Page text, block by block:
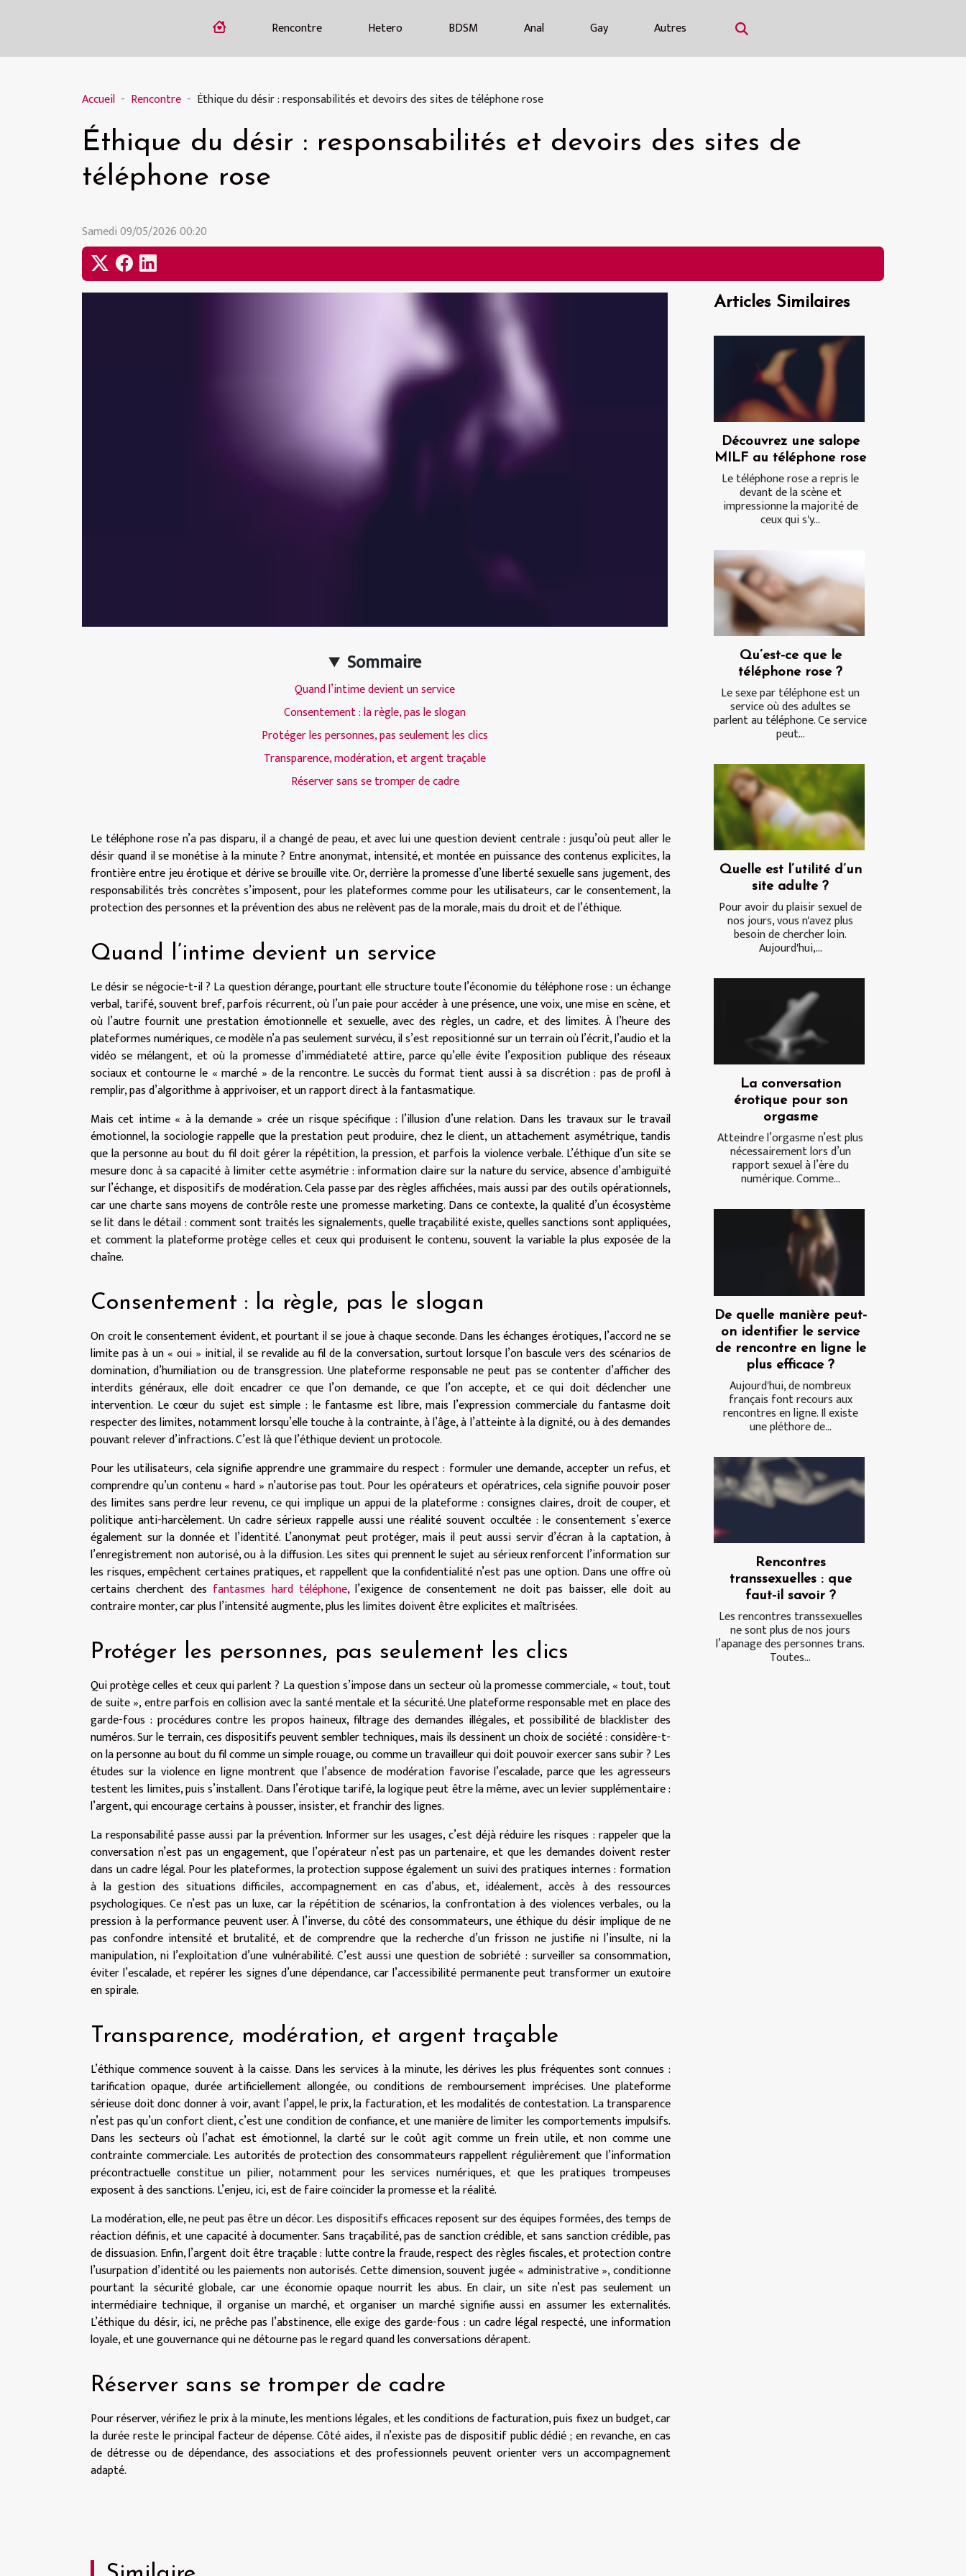
Rencontre Hetero BDSM Anal Gay Autres
Accueil Rencontre Éthique du désir : responsabilités et devoirs des sites de téléphone rose
Éthique du désir : responsabilités et devoirs des sites de
téléphone rose
Samedi 09/05/2026 00:20
Sommaire
Quand l’intime devient un service
Consentement : la règle, pas le slogan
Protéger les personnes, pas seulement les clics
Transparence, modération, et argent traçable
Réserver sans se tromper de cadre
Le téléphone rose n’a pas disparu, il a changé de peau, et avec lui une question devient centrale : jusqu’où peut aller le
désir quand il se monétise à la minute ? Entre anonymat, intensité, et montée en puissance des contenus explicites, la
frontière entre jeu érotique et dérive se brouille vite. Or, derrière la promesse d’une liberté sexuelle sans jugement, des
responsabilités très concrètes s’imposent, pour les plateformes comme pour les utilisateurs, car le consentement, la
protection des personnes et la prévention des abus ne relèvent pas de la morale, mais du droit et de l’éthique.
Quand l’intime devient un service
Le désir se négocie-t-il ? La question dérange, pourtant elle structure toute l’économie du téléphone rose : un échange
verbal, tarifé, souvent bref, parfois récurrent, où l’un paie pour accéder à une présence, une voix, une mise en scène, et
où l’autre fournit une prestation émotionnelle et sexuelle, avec des règles, un cadre, et des limites. À l’heure des
plateformes numériques, ce modèle n’a pas seulement survécu, il s’est repositionné sur un terrain où l’écrit, l’audio et la
vidéo se mélangent, et où la promesse d’immédiateté attire, parce qu’elle évite l’exposition publique des réseaux
sociaux et contourne le « marché » de la rencontre. Le succès du format tient aussi à sa discrétion : pas de profil à
remplir, pas d’algorithme à apprivoiser, et un rapport direct à la fantasmatique.
Mais cet intime « à la demande » crée un risque spécifique : l’illusion d’une relation. Dans les travaux sur le travail
émotionnel, la sociologie rappelle que la prestation peut produire, chez le client, un attachement asymétrique, tandis
que la personne au bout du fil doit gérer la répétition, la pression, et parfois la violence verbale. L’éthique d’un site se
mesure donc à sa capacité à limiter cette asymétrie : information claire sur la nature du service, absence d’ambiguïté
sur l’échange, et dispositifs de modération. Cela passe par des règles affichées, mais aussi par des outils opérationnels,
car une charte sans moyens de contrôle reste une promesse marketing. Dans ce contexte, la qualité d’un écosystème
se lit dans le détail : comment sont traités les signalements, quelle traçabilité existe, quelles sanctions sont appliquées,
et comment la plateforme protège celles et ceux qui produisent le contenu, souvent la variable la plus exposée de la
chaîne.
Consentement : la règle, pas le slogan
On croit le consentement évident, et pourtant il se joue à chaque seconde. Dans les échanges érotiques, l’accord ne se
limite pas à un « oui » initial, il se revalide au fil de la conversation, surtout lorsque l’on bascule vers des scénarios de
domination, d’humiliation ou de transgression. Une plateforme responsable ne peut pas se contenter d’afficher des
interdits généraux, elle doit encadrer ce que l’on demande, ce que l’on accepte, et ce qui doit déclencher une
intervention. Le cœur du sujet est simple : le fantasme est libre, mais l’expression commerciale du fantasme doit
respecter des limites, notamment lorsqu’elle touche à la contrainte, à l’âge, à l’atteinte à la dignité, ou à des demandes
pouvant relever d’infractions. C’est là que l’éthique devient un protocole.
Pour les utilisateurs, cela signifie apprendre une grammaire du respect : formuler une demande, accepter un refus, et
comprendre qu’un contenu « hard » n’autorise pas tout. Pour les opérateurs et opératrices, cela signifie pouvoir poser
des limites sans perdre leur revenu, ce qui implique un appui de la plateforme : consignes claires, droit de couper, et
politique anti-harcèlement. Un cadre sérieux rappelle aussi une réalité souvent occultée : le consentement s’exerce
également sur la donnée et l’identité. L’anonymat peut protéger, mais il peut aussi servir d’écran à la captation, à
l’enregistrement non autorisé, ou à la diffusion. Les sites qui prennent le sujet au sérieux renforcent l’information sur
les risques, empêchent certaines pratiques, et rappellent que la confidentialité n’est pas une option. Dans une offre où
certains cherchent des fantasmes hard téléphone, l’exigence de consentement ne doit pas baisser, elle doit au
contraire monter, car plus l’intensité augmente, plus les limites doivent être explicites et maîtrisées.
Protéger les personnes, pas seulement les clics
Qui protège celles et ceux qui parlent ? La question s’impose dans un secteur où la promesse commerciale, « tout, tout
de suite », entre parfois en collision avec la santé mentale et la sécurité. Une plateforme responsable met en place des
garde-fous : procédures contre les propos haineux, filtrage des demandes illégales, et possibilité de blacklister des
numéros. Sur le terrain, ces dispositifs peuvent sembler techniques, mais ils dessinent un choix de société : considère-t-
on la personne au bout du fil comme un simple rouage, ou comme un travailleur qui doit pouvoir exercer sans subir ? Les
études sur la violence en ligne montrent que l’absence de modération favorise l’escalade, parce que les agresseurs
testent les limites, puis s’installent. Dans l’érotique tarifé, la logique peut être la même, avec un levier supplémentaire :
l’argent, qui encourage certains à pousser, insister, et franchir des lignes.
La responsabilité passe aussi par la prévention. Informer sur les usages, c’est déjà réduire les risques : rappeler que la
conversation n’est pas un engagement, que l’opérateur n’est pas un partenaire, et que les demandes doivent rester
dans un cadre légal. Pour les plateformes, la protection suppose également un suivi des pratiques internes : formation
à la gestion des situations difficiles, accompagnement en cas d’abus, et, idéalement, accès à des ressources
psychologiques. Ce n’est pas un luxe, car la répétition de scénarios, la confrontation à des violences verbales, ou la
pression à la performance peuvent user. À l’inverse, du côté des consommateurs, une éthique du désir implique de ne
pas confondre intensité et brutalité, et de comprendre que la recherche d’un frisson ne justifie ni l’insulte, ni la
manipulation, ni l’exploitation d’une vulnérabilité. C’est aussi une question de sobriété : surveiller sa consommation,
éviter l’escalade, et repérer les signes d’une dépendance, car l’accessibilité permanente peut transformer un exutoire
en spirale.
Transparence, modération, et argent traçable
L’éthique commence souvent à la caisse. Dans les services à la minute, les dérives les plus fréquentes sont connues :
tarification opaque, durée artificiellement allongée, ou conditions de remboursement imprécises. Une plateforme
sérieuse doit donc donner à voir, avant l’appel, le prix, la facturation, et les modalités de contestation. La transparence
n’est pas qu’un confort client, c’est une condition de confiance, et une manière de limiter les comportements impulsifs.
Dans les secteurs où l’achat est émotionnel, la clarté sur le coût agit comme un frein utile, et non comme une
contrainte commerciale. Les autorités de protection des consommateurs rappellent régulièrement que l’information
précontractuelle constitue un pilier, notamment pour les services numériques, et que les pratiques trompeuses
exposent à des sanctions. L’enjeu, ici, est de faire coïncider la promesse et la réalité.
La modération, elle, ne peut pas être un décor. Les dispositifs efficaces reposent sur des équipes formées, des temps de
réaction définis, et une capacité à documenter. Sans traçabilité, pas de sanction crédible, et sans sanction crédible, pas
de dissuasion. Enfin, l’argent doit être traçable : lutte contre la fraude, respect des règles fiscales, et protection contre
l’usurpation d’identité ou les paiements non autorisés. Cette dimension, souvent jugée « administrative », conditionne
pourtant la sécurité globale, car une économie opaque nourrit les abus. En clair, un site n’est pas seulement un
intermédiaire technique, il organise un marché, et organiser un marché signifie aussi en assumer les externalités.
L’éthique du désir, ici, ne prêche pas l’abstinence, elle exige des garde-fous : un cadre légal respecté, une information
loyale, et une gouvernance qui ne détourne pas le regard quand les conversations dérapent.
Réserver sans se tromper de cadre
Pour réserver, vérifiez le prix à la minute, les mentions légales, et les conditions de facturation, puis fixez un budget, car
la durée reste le principal facteur de dépense. Côté aides, il n’existe pas de dispositif public dédié ; en revanche, en cas
de détresse ou de dépendance, des associations et des professionnels peuvent orienter vers un accompagnement
adapté.
Articles Similaires
Découvrez une salope
MILF au téléphone rose
Le téléphone rose a repris le
devant de la scène et
impressionne la majorité de
ceux qui s'y...
Qu’est-ce que le
téléphone rose ?
Le sexe par téléphone est un
service où des adultes se
parlent au téléphone. Ce service
peut...
Quelle est l’utilité d’un
site adulte ?
Pour avoir du plaisir sexuel de
nos jours, vous n'avez plus
besoin de chercher loin.
Aujourd'hui,...
La conversation
érotique pour son
orgasme
Atteindre l’orgasme n’est plus
nécessairement lors d’un
rapport sexuel à l’ère du
numérique. Comme...
De quelle manière peut-
on identifier le service
de rencontre en ligne le
plus efficace ?
Aujourd'hui, de nombreux
français font recours aux
rencontres en ligne. Il existe
une pléthore de...
Rencontres
transsexuelles : que
faut-il savoir ?
Les rencontres transsexuelles
ne sont plus de nos jours
l’apanage des personnes trans.
Toutes...